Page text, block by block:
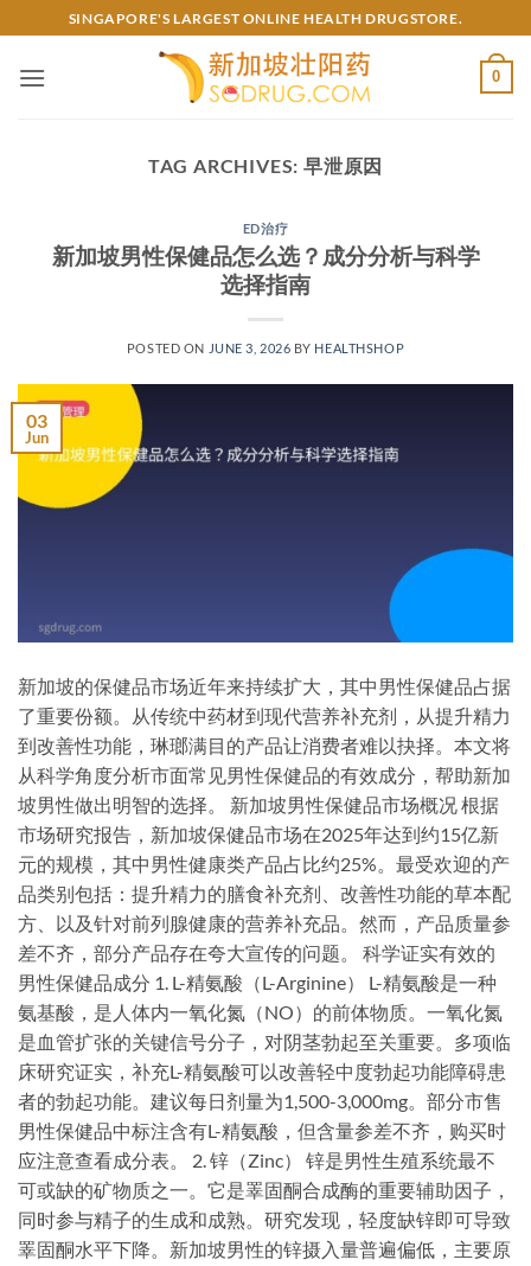
to
content
SINGAPORE'S LARGEST ONLINE HEALTH DRUGSTORE.
0
TAG ARCHIVES: 早泄原因
ED治疗
新加坡男性保健品怎么选？成分分析与科学
选择指南
POSTED ON JUNE 3, 2026 BY HEALTHSHOP
03
Jun
新加坡的保健品市场近年来持续扩大，其中男性保健品占据
了重要份额。从传统中药材到现代营养补充剂，从提升精力
到改善性功能，琳瑯满目的产品让消费者难以抉择。本文将
从科学角度分析市面常见男性保健品的有效成分，帮助新加
坡男性做出明智的选择。 新加坡男性保健品市场概况 根据
市场研究报告，新加坡保健品市场在2025年达到约15亿新
元的规模，其中男性健康类产品占比约25%。最受欢迎的产
品类别包括：提升精力的膳食补充剂、改善性功能的草本配
方、以及针对前列腺健康的营养补充品。然而，产品质量参
差不齐，部分产品存在夸大宣传的问题。 科学证实有效的
男性保健品成分 1. L-精氨酸（L-Arginine） L-精氨酸是一种
氨基酸，是人体内一氧化氮（NO）的前体物质。一氧化氮
是血管扩张的关键信号分子，对阴茎勃起至关重要。多项临
床研究证实，补充L-精氨酸可以改善轻中度勃起功能障碍患
者的勃起功能。建议每日剂量为1,500-3,000mg。部分市售
男性保健品中标注含有L-精氨酸，但含量参差不齐，购买时
应注意查看成分表。 2. 锌（Zinc） 锌是男性生殖系统最不
可或缺的矿物质之一。它是睪固酮合成酶的重要辅助因子，
同时参与精子的生成和成熟。研究发现，轻度缺锌即可导致
睪固酮水平下降。新加坡男性的锌摄入量普遍偏低，主要原